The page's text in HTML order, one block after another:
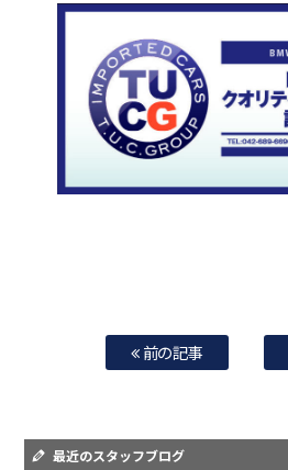
前の記事
最近のスタッフブログ